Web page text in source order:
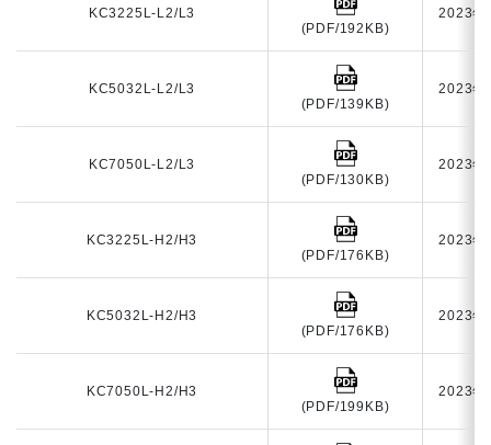
KC3225L-L2/L3
(PDF/192KB)
2023年
KC5032L-L2/L3
(PDF/139KB)
2023年
KC7050L-L2/L3
(PDF/130KB)
2023年
KC3225L-H2/H3
(PDF/176KB)
2023年
KC5032L-H2/H3
(PDF/176KB)
2023年
KC7050L-H2/H3
(PDF/199KB)
2023年